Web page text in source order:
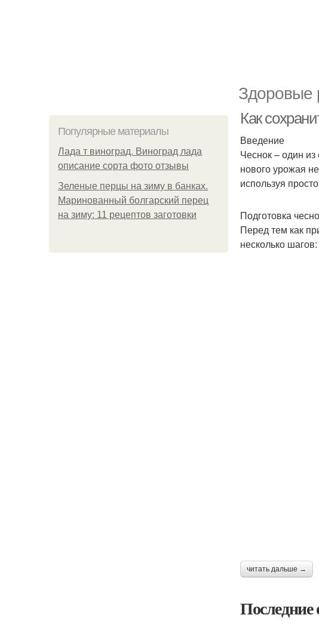
Здоровые
Популярные материалы
Лада т виноград. Виноград лада
описание сорта фото отзывы
Зеленые перцы на зиму в банках.
Маринованный болгарский перец
на зиму: 11 рецептов заготовки
Как
Введение
Чеснок – один
нового урожая
используя
Подготовка
Перед тем как
несколько шагов:
читать дальше →
Последние